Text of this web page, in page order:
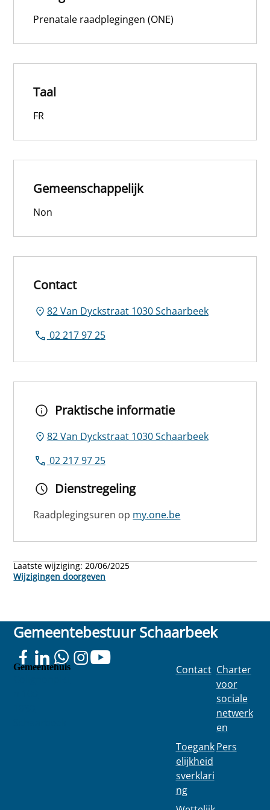
Prenatale raadplegingen (ONE)
Taal
FR
Gemeenschappelijk
Non
Contact
82 Van Dyckstraat 1030 Schaarbeek
02 217 97 25
Praktische informatie
82 Van Dyckstraat 1030 Schaarbeek
02 217 97 25
Dienstregeling
Raadplegingsuren op my.one.be
Laatste wijziging:20/06/2025
Wijzigingen doorgeven
Gemeentebestuur Schaarbeek
Gemeentehuis Contact
Toegank
elijkheid
sverklari
ng
Charter
voor
sociale
netwerk
en
Pers